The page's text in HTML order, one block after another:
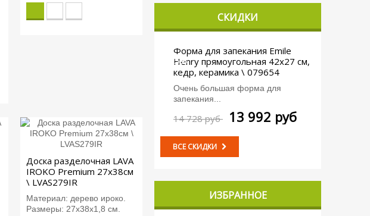
Доска разделочная LAVA
IROKO Premium 27х38см
\ LVAS279IR
Материал: дерево ироко.
Размеры: 27х38х1,8 см.
СКИДКИ
Форма для запекания Emile
Henry прямоугольная 42x27 см,
кедр, керамика \ 079654
Очень большая форма для
запекания...
14 728 руб 13 992 руб
-5%
ВСЕ СКИДКИ
ИЗБРАННОЕ